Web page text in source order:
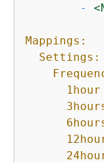
-
Mappings:
Settings: